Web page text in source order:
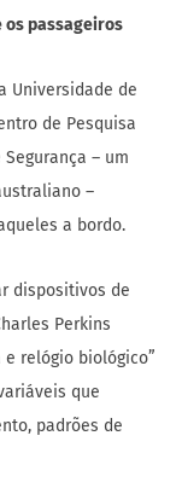
os passageiros
Universidade de
de Pesquisa
– um
–
a bordo.
dispositivos de
Perkins
relógio biológico”
que
padrões de